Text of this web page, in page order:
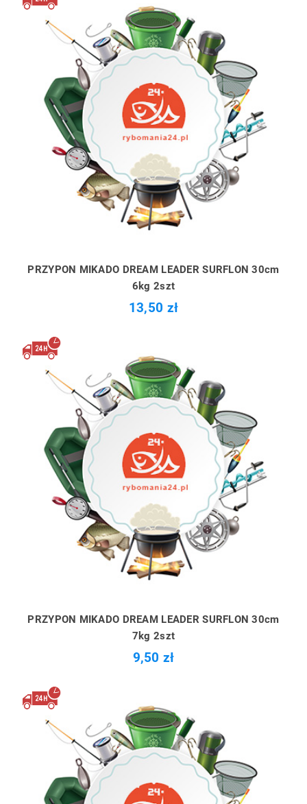
PRZYPON MIKADO DREAM LEADER SURFLON 30cm
6kg 2szt
13,50 zł
PRZYPON MIKADO DREAM LEADER SURFLON 30cm
7kg 2szt
9,50 zł